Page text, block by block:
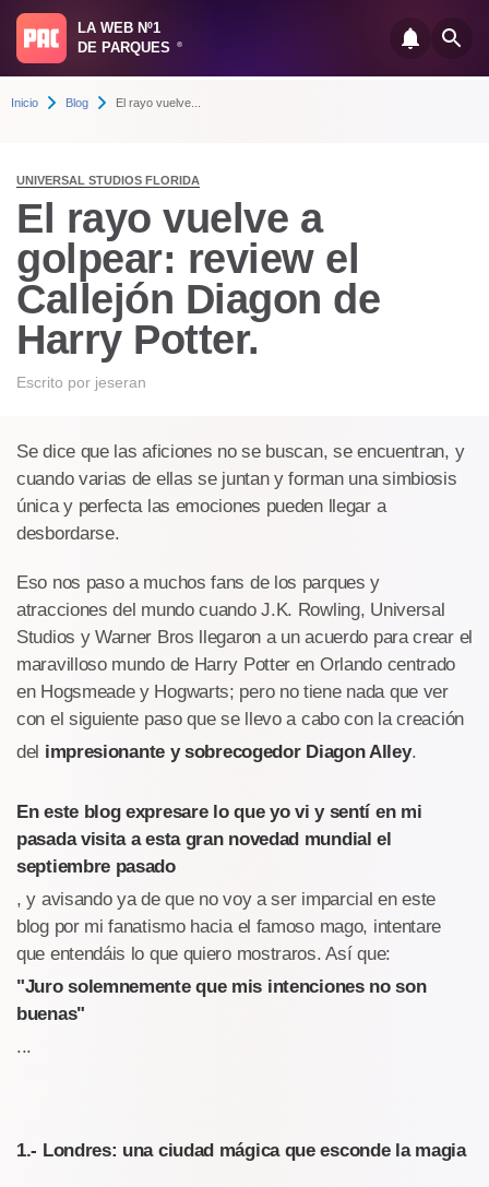
LA WEB Nº1
DE PARQUES
®
Inicio Blog El rayo vuelve...
UNIVERSAL STUDIOS FLORIDA
El rayo vuelve a
golpear: review el
Callejón Diagon de
Harry Potter.
Escrito por jeseran
Se dice que las aficiones no se buscan, se encuentran, y
cuando varias de ellas se juntan y forman una simbiosis
única y perfecta las emociones pueden llegar a
desbordarse.
Eso nos paso a muchos fans de los parques y
atracciones del mundo cuando J.K. Rowling, Universal
Studios y Warner Bros llegaron a un acuerdo para crear el
maravilloso mundo de Harry Potter en Orlando centrado
en Hogsmeade y Hogwarts; pero no tiene nada que ver
con el siguiente paso que se llevo a cabo con la creación
del impresionante y sobrecogedor Diagon Alley.
En este blog expresare lo que yo vi y sentí en mi
pasada visita a esta gran novedad mundial el
septiembre pasado
, y avisando ya de que no voy a ser imparcial en este
blog por mi fanatismo hacia el famoso mago, intentare
que entendáis lo que quiero mostraros. Así que:
"Juro solemnemente que mis intenciones no son
buenas"
...
1.- Londres: una ciudad mágica que esconde la magia